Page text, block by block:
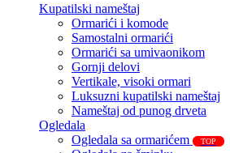
Kupatilski nameštaj
Ormarići i komode
Samostalni ormarići
Ormarići sa umivaonikom
Gornji delovi
Vertikale, visoki ormari
Luksuzni kupatilski nameštaj
Nameštaj od punog drveta
Ogledala
Ogledala sa ormarićem
TOP